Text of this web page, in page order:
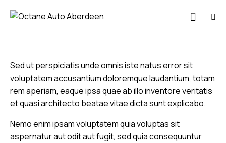
Sed ut perspiciatis unde omnis iste natus error sit
voluptatem accusantium doloremque laudantium, totam
rem aperiam, eaque ipsa quae ab illo inventore veritatis
et quasi architecto beatae vitae dicta sunt explicabo.
Nemo enim ipsam voluptatem quia voluptas sit
aspernatur aut odit aut fugit, sed quia consequuntur